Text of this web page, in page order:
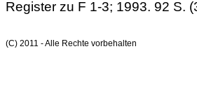
Register zu F 1-3; 1993. 92 S.
(C) 2011 - Alle Rechte vorbehalten